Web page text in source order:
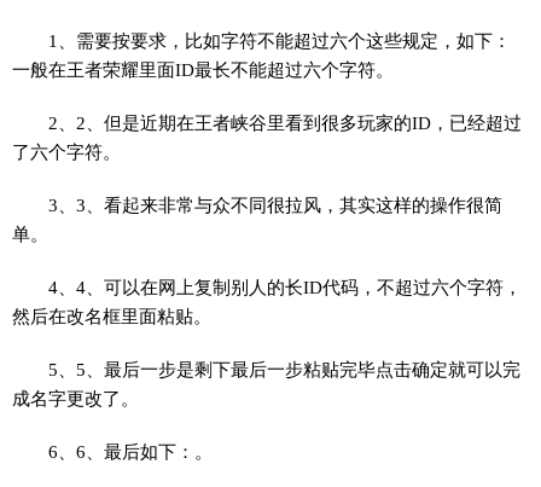
1、需要按要求，比如字符不能超过六个这些规定，如下：
一般在王者荣耀里面ID最长不能超过六个字符。
2、2、但是近期在王者峡谷里看到很多玩家的ID，已经超过
了六个字符。
3、3、看起来非常与众不同很拉风，其实这样的操作很简
单。
4、4、可以在网上复制别人的长ID代码，不超过六个字符，
然后在改名框里面粘贴。
5、5、最后一步是剩下最后一步粘贴完毕点击确定就可以完
成名字更改了。
6、6、最后如下：。